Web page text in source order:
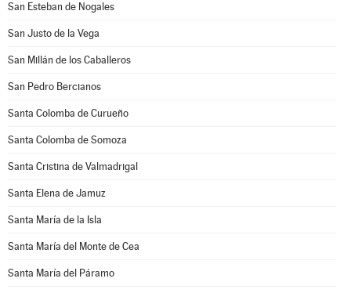
San Esteban de Nogales
San Justo de la Vega
San Millán de los Caballeros
San Pedro Bercianos
Santa Colomba de Curueño
Santa Colomba de Somoza
Santa Cristina de Valmadrigal
Santa Elena de Jamuz
Santa María de la Isla
Santa María del Monte de Cea
Santa María del Páramo